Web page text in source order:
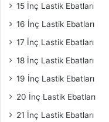
15 İnç Lastik Ebatları
16 İnç Lastik Ebatları
17 İnç Lastik Ebatları
18 İnç Lastik Ebatları
19 İnç Lastik Ebatları
20 İnç Lastik Ebatları
21 İnç Lastik Ebatları